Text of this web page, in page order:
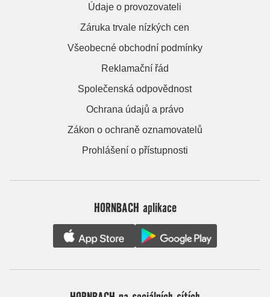
Údaje o provozovateli
Záruka trvale nízkých cen
Všeobecné obchodní podmínky
Reklamační řád
Společenská odpovědnost
Ochrana údajů a právo
Zákon o ochraně oznamovatelů
Prohlášení o přístupnosti
HORNBACH aplikace